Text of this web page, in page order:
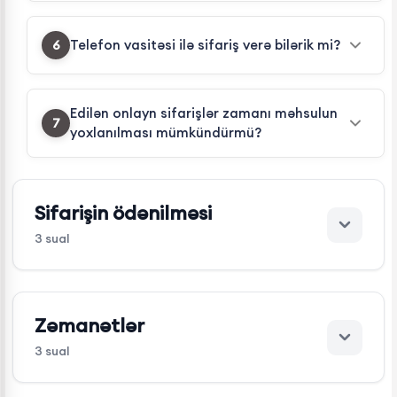
6 Telefon vasitəsi ilə sifariş verə bilərik mi?
7
Edilən onlayn sifarişlər zamanı məhsulun
yoxlanılması mümkündürmü?
Sifarişin ödənilməsi
3 sual
Zəmanətlər
3 sual